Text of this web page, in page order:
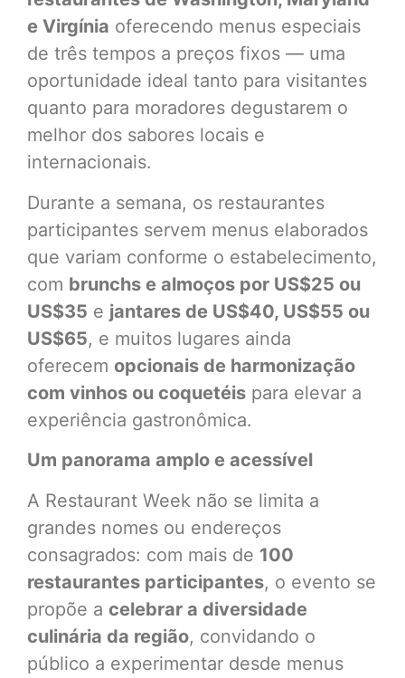
e Virgínia oferecendo menus especiais
de três tempos a preços fixos — uma
oportunidade ideal tanto para visitantes
quanto para moradores degustarem o
melhor dos sabores locais e
internacionais.
Durante a semana, os restaurantes
participantes servem menus elaborados
que variam conforme o estabelecimento,
com brunchs e almoços por US$25 ou
US$35 e jantares de US$40, US$55 ou
US$65, e muitos lugares ainda
oferecem opcionais de harmonização
com vinhos ou coquetéis para elevar a
experiência gastronômica.
Um panorama amplo e acessível
A Restaurant Week não se limita a
grandes nomes ou endereços
consagrados: com mais de 100
restaurantes participantes, o evento se
propõe a celebrar a diversidade
culinária da região, convidando o
público a experimentar desde menus